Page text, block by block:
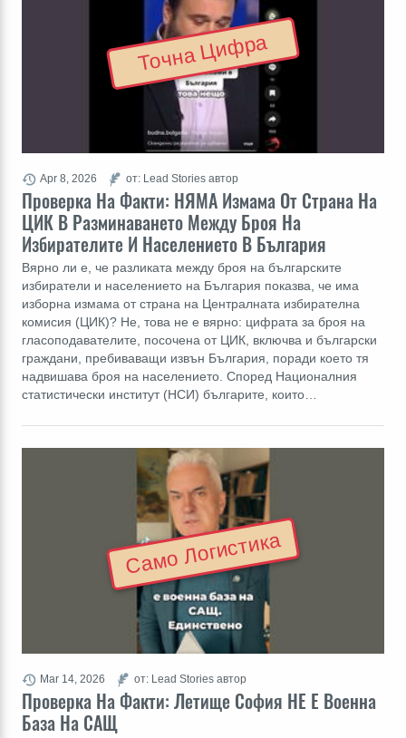
Проверка На Факти: НЯМА Измама От Страна На
ЦИК В Разминаването Между Броя На
Избирателите И Населението В България
Вярно ли е, че разликата между броя на българските
избиратели и населението на България показва, че има
изборна измама от страна на Централната избирателна
комисия (ЦИК)? Не, това не е вярно: цифрата за броя на
гласоподавателите, посочена от ЦИК, включва и български
граждани, пребиваващи извън България, поради което тя
надвишава броя на населението. Според Националния
статистически институт (НСИ) българите, които…
Apr 8, 2026 от: Lead Stories автор
Точна Цифра
Проверка На Факти: Летище София НЕ Е Военна
База На САЩ
Mar 14, 2026 от: Lead Stories автор
Само Логистика